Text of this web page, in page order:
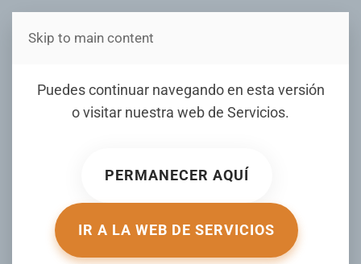
Estás en Telenord Medios
Puedes continuar navegando en esta versión
o visitar nuestra web de Servicios.
PERMANECER AQUÍ
IR A LA WEB DE SERVICIOS
Skip to main content
Del micrófono al banquillo:
Figuras dominicanas que
difamación e injuria
ESCRITO POR DEULTIMOMINUTO.NET EL 01 AGOSTO 2025
PUBLICADO EN
FARANDULA.